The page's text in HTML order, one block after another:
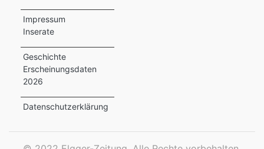
Impressum
Inserate
Geschichte
Erscheinungsdaten
2026
Datenschutzerklärung